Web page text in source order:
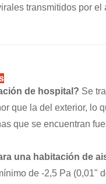
transmitidos por el
de hospital? Se
que la del exterior, lo
que se encuentran
una habitación de
de -2,5 Pa (0,01"